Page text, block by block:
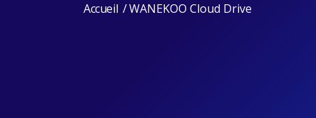
Accueil WANEKOO Cloud Drive